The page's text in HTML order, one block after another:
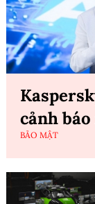
cảnh
BẢO MẬT